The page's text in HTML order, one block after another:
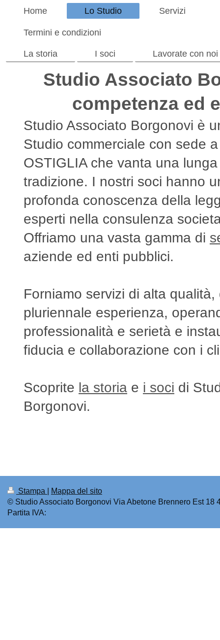
Home Lo Studio Servizi
Termini e condizioni
La storia I soci Lavorate con noi
Studio Associato
competenza ed
Studio Associato Borgonovi è
Studio commerciale con sede a
OSTIGLIA che vanta una lunga
tradizione. I nostri soci hanno
profonda conoscenza della
esperti nella consulenza
Offriamo una vasta gamma di
aziende ed enti pubblici.
Forniamo servizi di alta
pluriennale esperienza,
professionalità e serietà e
fiducia e collaborazione con i
Scoprite la storia e i soci di
Borgonovi .
Stampa
Mappa del sito
© Studio Associato Borgonovi Via Abetone Brennero Est 18
Partita IVA: